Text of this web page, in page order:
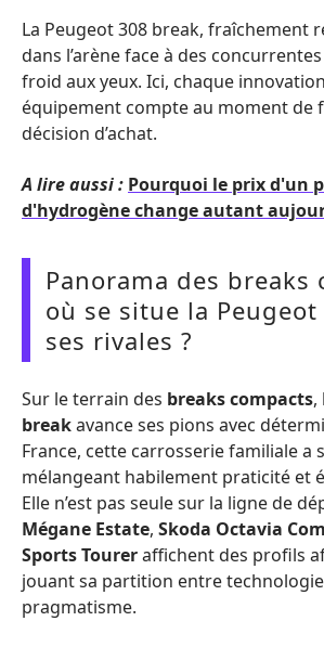
La Peugeot 308 break, fraîchement
dans l’arène face à des
froid aux yeux. Ici, chaque
équipement compte au moment de
décision d’achat.
A lire aussi : Pourquoi le prix d'un
d'hydrogène change autant
Panorama des breaks
où se situe la Peugeot
ses rivales ?
Sur le terrain des breaks compacts,
breakavance ses pions avec
France, cette carrosserie familiale a
mélangeant habilement praticité et
Elle n’est pas seule sur la ligne de
Mégane Estate, Skoda Octavia
Sports Toureraffichent des profils
jouant sa partition entre
pragmatisme.